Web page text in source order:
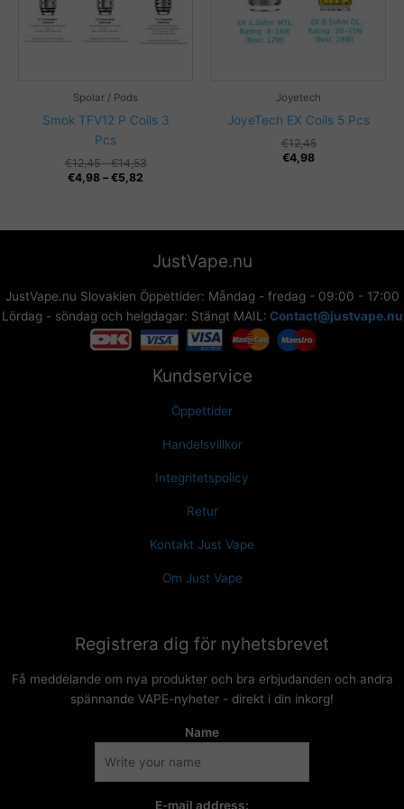
Spolar / Pods
Smok TFV12 P Coils 3
Pcs
€12,45 – €14,53Prisintervall:
€4,98 – €5,82
Joyetech
JoyeTech EX Coils 5 Pcs
€12,45
€4,98
JustVape.nu
JustVape.nu Slovakien Öppettider: Måndag - fredag - 09:00 - 17:00
Lördag - söndag och helgdagar: Stängt MAIL: Contact@justvape.nu
Kundservice
Öppettider
Handelsvillkor
Integritetspolicy
Retur
Kontakt Just Vape
Om Just Vape
Registrera dig för nyhetsbrevet
Få meddelande om nya produkter och bra erbjudanden och andra
spännande VAPE-nyheter - direkt i din inkorg!
Name
E-mail address: